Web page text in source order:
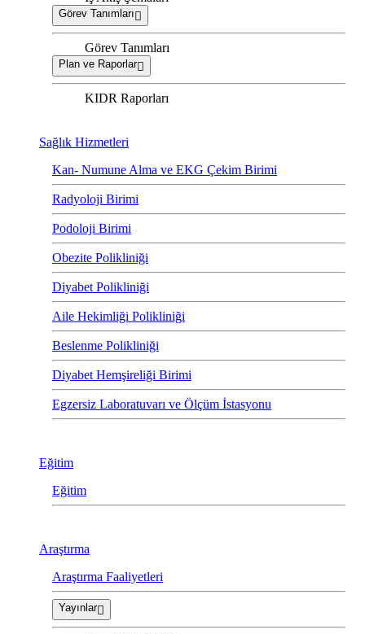
Görev Tanımları
Görev Tanımları
Plan ve Raporlar
KIDR Raporları
Sağlık Hizmetleri
Kan- Numune Alma ve EKG Çekim Birimi
Radyoloji Birimi
Podoloji Birimi
Obezite Polikliniği
Diyabet Polikliniği
Aile Hekimliği Polikliniği
Beslenme Polikliniği
Diyabet Hemşireliği Birimi
Egzersiz Laboratuvarı ve Ölçüm İstasyonu
Eğitim
Eğitim
Araştırma
Araştırma Faaliyetleri
Yayınlar